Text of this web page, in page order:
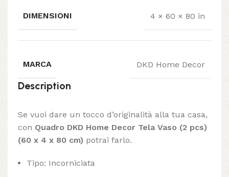
DIMENSIONI 4 × 60 × 80 in
MARCA DKD Home Decor
Description
Se vuoi dare un tocco d’originalità alla tua casa,
con Quadro DKD Home Decor Tela Vaso (2 pcs)
(60 x 4 x 80 cm) potrai farlo.
Tipo: Incorniciata